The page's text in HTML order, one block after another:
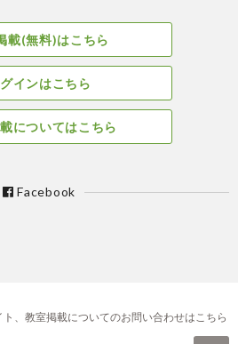
載(無料)はこちら
インはこちら
についてはこちら
Facebook
ト、教室掲載についてのお問い合わせはこちら